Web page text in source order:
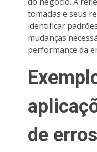
tomadas e seus
identificar
mudanças
performance da
de